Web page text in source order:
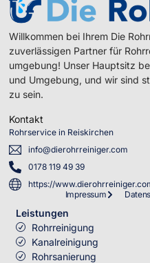
Willkommen bei Ihrem Die
zuverlässigen Partner für
umgebung! Unser Hauptsitz
und Umgebung, und wir sind
zu sein.
Kontakt
Rohrservice in Reiskirchen
info@dierohrreiniger.com
0178 119 49 39
https://
Impressum
Leistungen
Rohrreinigung
Kanalreinigung
Rohrsanierung